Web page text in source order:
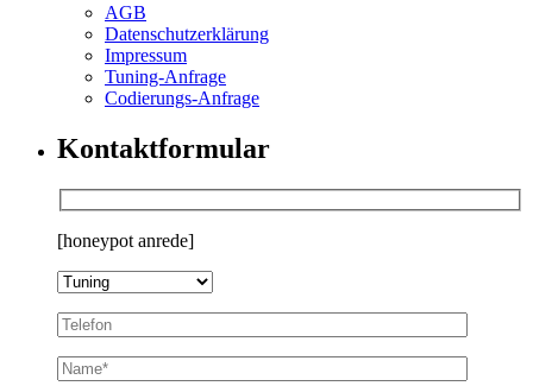
AGB
Datenschutzerklärung
Impressum
Tuning-Anfrage
Codierungs-Anfrage
Kontaktformular
[honeypot anrede]